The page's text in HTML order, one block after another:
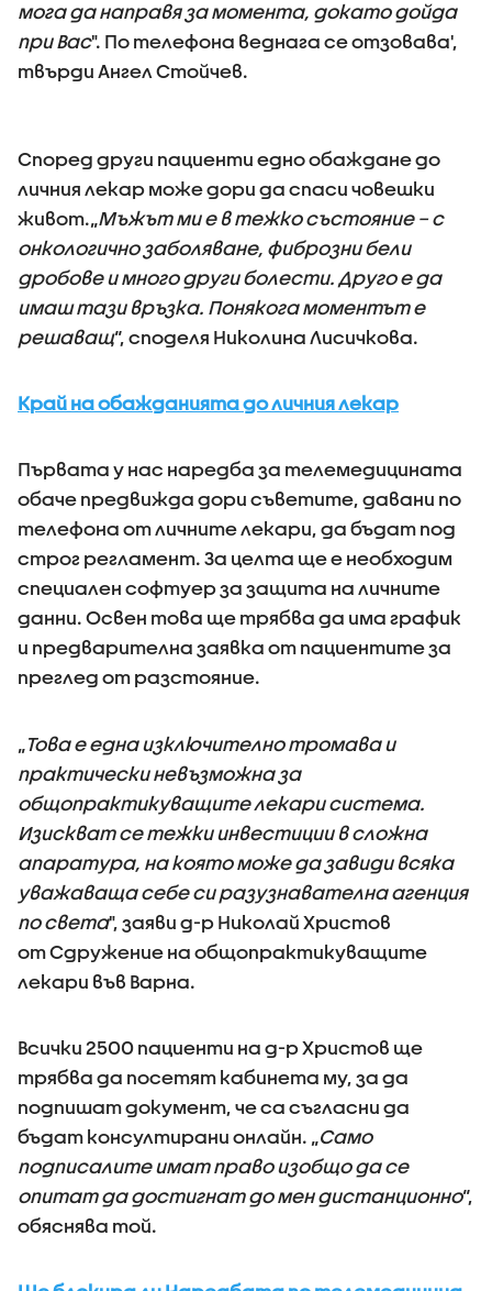
мога да направя за момента, докато дойда
при Вас". По телефона веднага се отзовава',
твърди Ангел Стойчев.
Според други пациенти едно обаждане до
личния лекар може дори да спаси човешки
живот.„Мъжът ми е в тежко състояние – с
онкологично заболяване, фиброзни бели
дробове и много други болести. Друго е да
имаш тази връзка. Понякога моментът е
решаващ“, споделя Николина Лисичкова.
Край на обажданията до личния лекар
Първата у нас наредба за телемедицината
обаче предвижда дори съветите, давани по
телефона от личните лекари, да бъдат под
строг регламент. За целта ще е необходим
специален софтуер за защита на личните
данни. Освен това ще трябва да има график
и предварителна заявка от пациентите за
преглед от разстояние.
„Това е една изключително тромава и
практически невъзможна за
общопрактикуващите лекари система.
Изискват се тежки инвестиции в сложна
апаратура, на която може да завиди всяка
уважаваща себе си разузнавателна агенция
по света", заяви д-р Николай Христов
от Сдружение на общопрактикуващите
лекари във Варна.
Всички 2500 пациенти на д-р Христов ще
трябва да посетят кабинета му, за да
подпишат документ, че са съгласни да
бъдат консултирани онлайн. „Само
подписалите имат право изобщо да се
опитат да достигнат до мен дистанционно“,
обяснява той.